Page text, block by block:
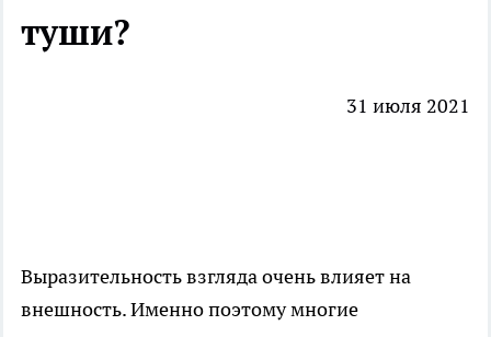
туши?
31 июля 2021
Выразительностьвзгляда очень влияет на
внешность. Именно поэтому многие